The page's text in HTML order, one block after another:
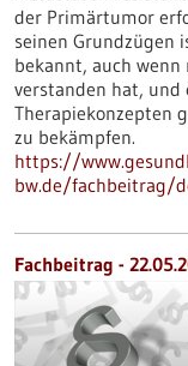
der Primärtumor
seinen Grundzügen
bekannt, auch
verstanden hat, und
Therapiekonzepten
zu bekämpfen.
https://
bw.de/fachbeitrag/
Fachbeitrag -